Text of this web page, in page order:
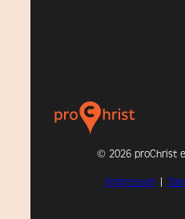
© 2026 proChrist
Impressum |